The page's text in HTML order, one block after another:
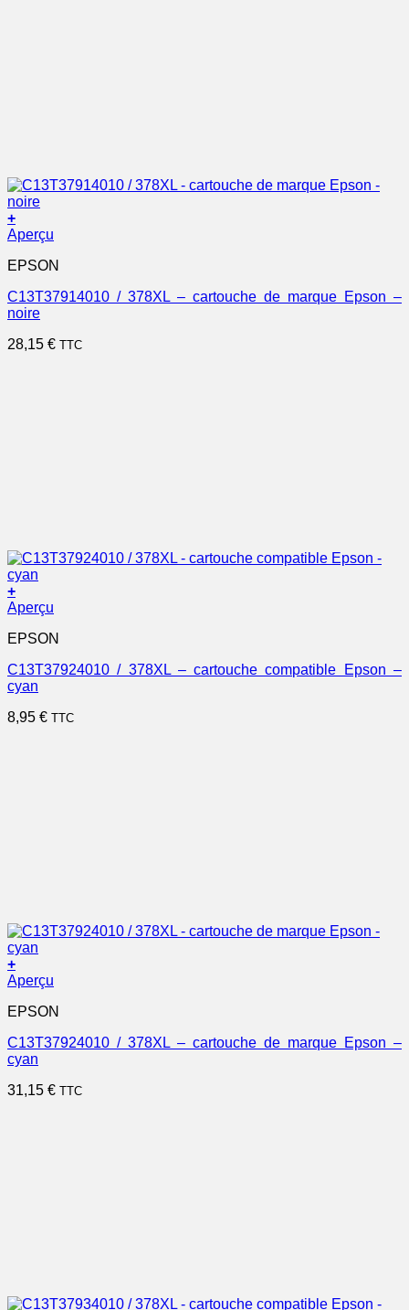
+
Aperçu
EPSON
C13T37914010 / 378XL – cartouche de marque Epson –
noire
28,15 € TTC
+
Aperçu
EPSON
C13T37924010 / 378XL – cartouche compatible Epson –
cyan
8,95 € TTC
+
Aperçu
EPSON
C13T37924010 / 378XL – cartouche de marque Epson –
cyan
31,15 € TTC